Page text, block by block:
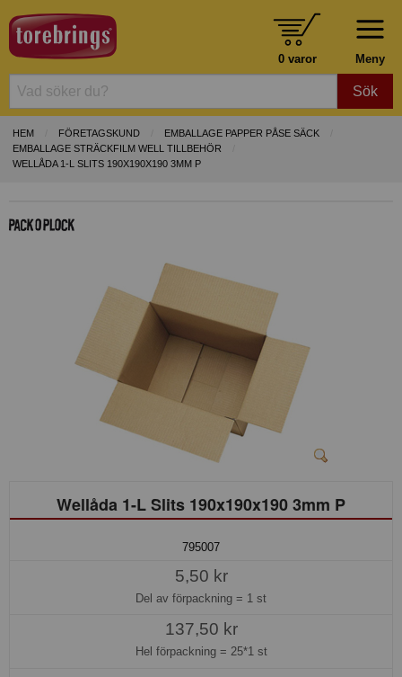
Meny
0 varor
Sök
HEM FÖRETAGSKUND
EMBALLAGE PAPPER PÅSE SÄCK
EMBALLAGE STRÄCKFILM WELL TILLBEHÖR
WELLÅDA 1-L SLITS 190X190X190 3MM P
Wellåda 1-L Slits 190x190x190 3mm P
795007
5,50 kr
Del av förpackning = 1 st
137,50 kr
Hel förpackning = 25*1 st